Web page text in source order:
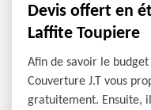
Devis offert en
Laffite Toupiere
Afin de savoir le
Couverture J.T vous
gratuitement. Ensuite,